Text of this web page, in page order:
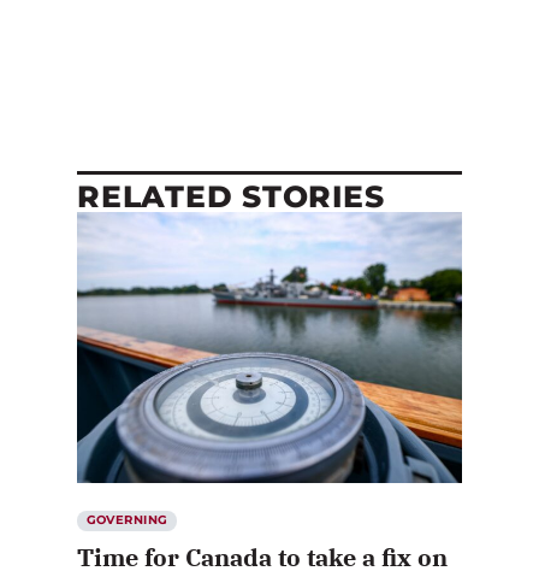
RELATED STORIES
GOVERNING
Time for Canada to take a fix on